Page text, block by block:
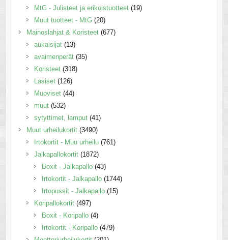
MtG - Julisteet ja erikoistuotteet (19)
Muut tuotteet - MtG (20)
Mainoslahjat & Koristeet (677)
aukaisijat (13)
avaimenperät (35)
Koristeet (318)
Lasiset (126)
Muoviset (44)
muut (532)
sytyttimet, lamput (41)
Muut urheilukortit (3490)
Irtokortit - Muu urheilu (761)
Jalkapallokortit (1872)
Boxit - Jalkapallo (43)
Irtokortit - Jalkapallo (1744)
Irtopussit - Jalkapallo (15)
Koripallokortit (497)
Boxit - Koripallo (4)
Irtokortit - Koripallo (479)